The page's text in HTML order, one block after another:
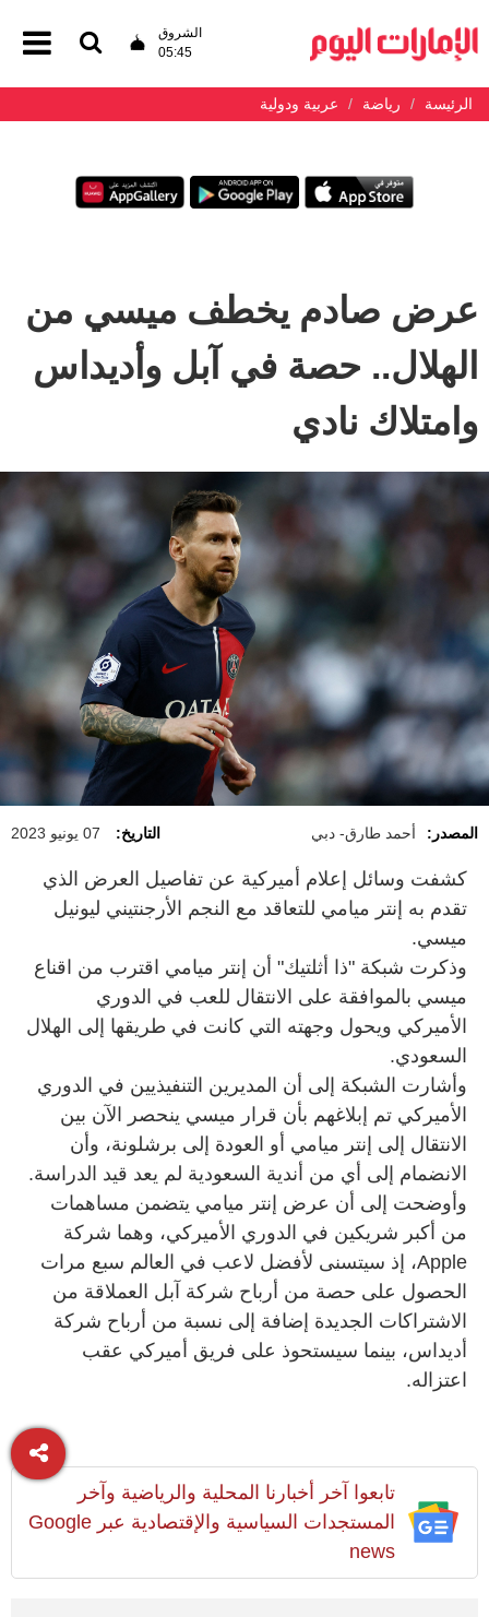
الشروق
05:45
الرئيسة رياضة عربية ودولية
عرض صادم يخطف ميسي من
الهلال.. حصة في آبل وأديداس
وامتلاك نادي
المصدر: أحمد طارق- دبي التاريخ: 07 يونيو 2023
كشفت وسائل إعلام أميركية عن تفاصيل العرض الذي
تقدم به إنتر ميامي للتعاقد مع النجم الأرجنتيني ليونيل
ميسي.
وذكرت شبكة "ذا أثلتيك" أن إنتر ميامي اقترب من اقناع
ميسي بالموافقة على الانتقال للعب في الدوري
الأميركي ويحول وجهته التي كانت في طريقها إلى الهلال
السعودي.
وأشارت الشبكة إلى أن المديرين التنفيذيين في الدوري
الأميركي تم إبلاغهم بأن قرار ميسي ينحصر الآن بين
الانتقال إلى إنتر ميامي أو العودة إلى برشلونة، وأن
الانضمام إلى أي من أندية السعودية لم يعد قيد الدراسة.
وأوضحت إلى أن عرض إنتر ميامي يتضمن مساهمات
من أكبر شريكين في الدوري الأميركي، وهما شركة
Apple، إذ سيتسنى لأفضل لاعب في العالم سبع مرات
الحصول على حصة من أرباح شركة آبل العملاقة من
الاشتراكات الجديدة إضافة إلى نسبة من أرباح شركة
أديداس، بينما سيستحوذ على فريق أميركي عقب
اعتزاله.
تابعوا آخر أخبارنا المحلية والرياضية وآخر
المستجدات السياسية والإقتصادية عبر Google
news